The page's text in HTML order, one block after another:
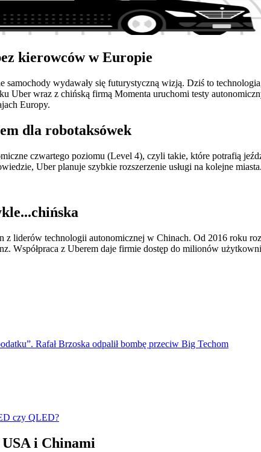
kierowców w Europie
samochody wydawały się futurystyczną wizją. Dziś to
Uber wraz z chińską firmą Momenta uruchomi testy
Europy.
dla robotaksówek
czwartego poziomu (Level 4), czyli takie, które potrafią
Uber planuje szybkie rozszerzenie usługi na kolejne
z liderów technologii autonomicznej w Chinach. Od 2016 roku
Współpraca z Uberem daje firmie dostęp do milionów
Rafał Brzoska odpalił bombę przeciw Big Techom
czy QLED?
i Chinami